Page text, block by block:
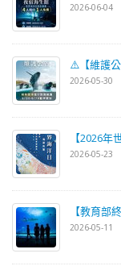
2026-06-04
⚠️【維護
2026-05-30
【2026
2026-05-23
【教育部
2026-05-11